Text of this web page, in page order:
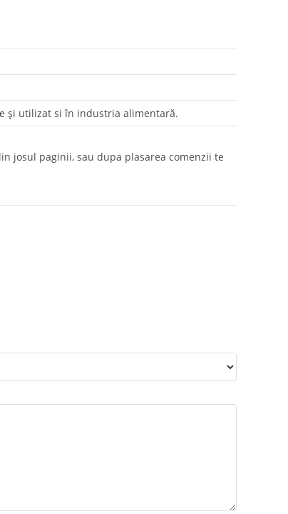
și utilizat si în industria alimentară.
josul paginii, sau dupa plasarea comenzii te